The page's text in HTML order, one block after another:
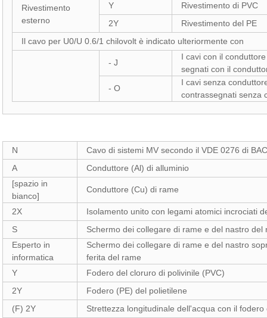
Rivestimento
esterno
Y
Rivestimento di PVC
2Y
Rivestimento del PE
Il cavo per U0/U 0.6/1 chilovolt è indicato ulteriormente con
- J
I cavi con il
segnati con il
- O
I cavi senza
contrassegnati senza
N
Cavo di sistemi MV secondo il VDE 0276 di
A
Conduttore (Al) di alluminio
[spazio in
bianco]
Conduttore (Cu) di rame
2X
Isolamento unito con legami atomici incrociati
S
Schermo dei collegare di rame e del nastro del
Esperto in
informatica
Schermo dei collegare di rame e del nastro
ferita del rame
Y
Fodero del cloruro di polivinile (PVC)
2Y
Fodero (PE) del polietilene
(F) 2Y
Strettezza longitudinale dell'acqua con il fodero